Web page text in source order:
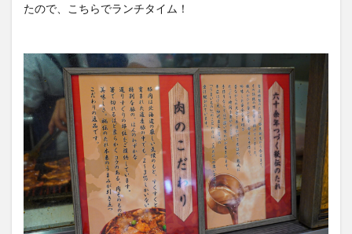
たので、こちらでランチタイム！